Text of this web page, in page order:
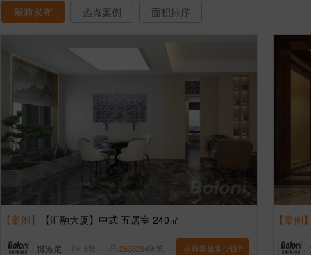
最新发布 热点案例 面积排序
【案例】 【汇融大厦】中式 五居室 240㎡
博洛尼 8张 2633294浏览 这样装修多少钱?
【案例